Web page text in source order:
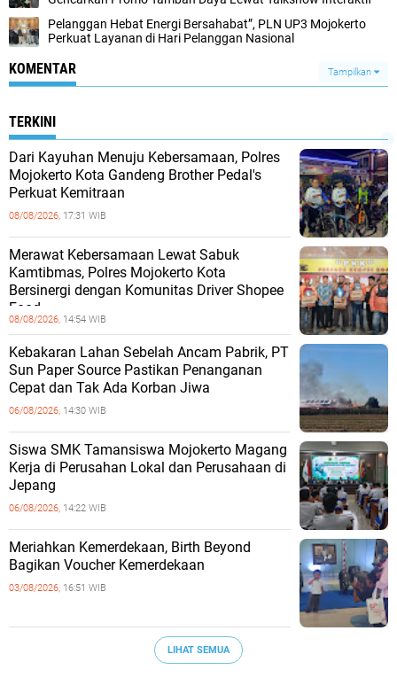
Pelanggan Hebat Energi Bersahabat”, PLN UP3 Mojokerto
Perkuat Layanan di Hari Pelanggan Nasional
KOMENTAR Tampilkan
TERKINI
Dari Kayuhan Menuju Kebersamaan, Polres
Mojokerto Kota Gandeng Brother Pedal's
Perkuat Kemitraan
08/08/2026, 17:31 WIB
Merawat Kebersamaan Lewat Sabuk
Kamtibmas, Polres Mojokerto Kota
Bersinergi dengan Komunitas Driver Shopee
Food
08/08/2026, 14:54 WIB
Kebakaran Lahan Sebelah Ancam Pabrik, PT
Sun Paper Source Pastikan Penanganan
Cepat dan Tak Ada Korban Jiwa
06/08/2026, 14:30 WIB
Siswa SMK Tamansiswa Mojokerto Magang
Kerja di Perusahan Lokal dan Perusahaan di
Jepang
06/08/2026, 14:22 WIB
Meriahkan Kemerdekaan, Birth Beyond
Bagikan Voucher Kemerdekaan
03/08/2026, 16:51 WIB
LIHAT SEMUA